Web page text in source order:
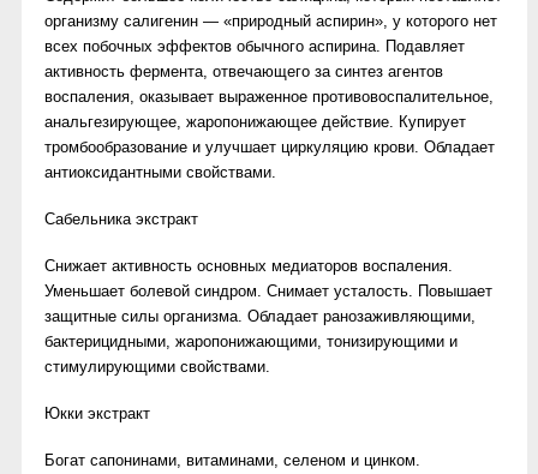
организму салигенин — «природный аспирин», у которого нет
всех побочных эффектов обычного аспирина. Подавляет
активность фермента, отвечающего за синтез агентов
воспаления, оказывает выраженное противовоспалительное,
анальгезирующее, жаропонижающее действие. Купирует
тромбообразование и улучшает циркуляцию крови. Обладает
антиоксидантными свойствами.
Сабельника экстракт
Снижает активность основных медиаторов воспаления.
Уменьшает болевой синдром. Снимает усталость. Повышает
защитные силы организма. Обладает ранозаживляющими,
бактерицидными, жаропонижающими, тонизирующими и
стимулирующими свойствами.
Юкки экстракт
Богат сапонинами, витаминами, селеном и цинком.